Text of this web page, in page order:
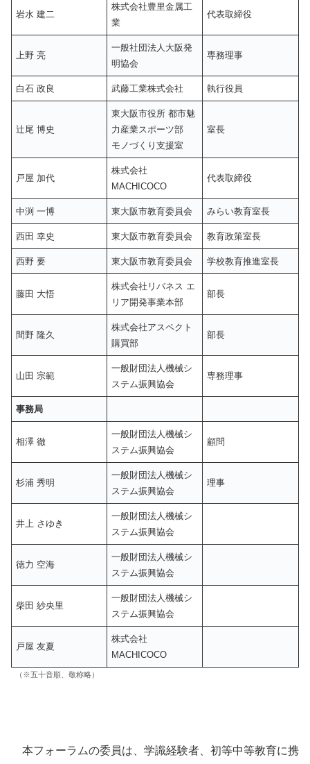
岩水 建二
株式会社豊里金属工
業
代表取締役
上野 亮
一般社団法人大阪発
明協会
専務理事
白石 政良 武藤工業株式会社 執行役員
辻尾 博史
東大阪市役所 都市魅
力産業スポーツ部
モノづくり支援室
室⾧
戸屋 加代
株式会社
MACHICOCO
代表取締役
中渕 一博 東大阪市教育委員会 みらい教育室⾧
西田 幸史 東大阪市教育委員会 教育政策室⾧
西野 要 東大阪市教育委員会 学校教育推進室⾧
藤田 大悟
株式会社リバネス エ
リア開発事業本部
部⾧
間野 隆久
株式会社アスペクト
購買部
部⾧
山田 宗範
一般財団法人機械シ
ステム振興協会
専務理事
事務局
相澤 徹
一般財団法人機械シ
ステム振興協会
顧問
杉浦 秀明
一般財団法人機械シ
ステム振興協会
理事
井上 さゆき
一般財団法人機械シ
ステム振興協会
徳力 空海
一般財団法人機械シ
ステム振興協会
柴田 紗央里
一般財団法人機械シ
ステム振興協会
戸屋 友夏
株式会社
MACHICOCO
（※五十音順、敬称略）
本フォーラムの委員は、学識経験者、初等中等教育に携